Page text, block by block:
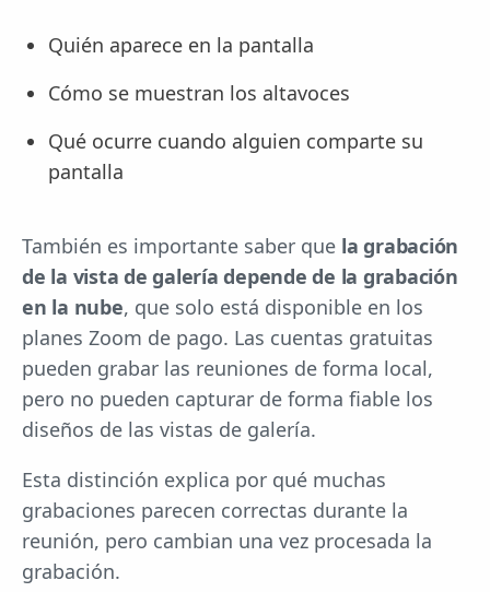
Quién aparece en la pantalla
Cómo se muestran los altavoces
Qué ocurre cuando alguien comparte su
pantalla
También es importante saber que la grabación
de la vista de galería depende de la grabación
en la nube, que solo está disponible en los
planes Zoom de pago. Las cuentas gratuitas
pueden grabar las reuniones de forma local,
pero no pueden capturar de forma fiable los
diseños de las vistas de galería.
Esta distinción explica por qué muchas
grabaciones parecen correctas durante la
reunión, pero cambian una vez procesada la
grabación.